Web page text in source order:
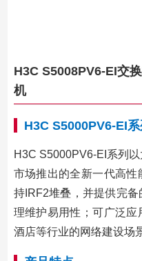
H3C S5008PV6-EI交
机
H3C S5000PV6-EI
H3C S5000PV6-EI系列
市场推出的全新一代高性
持IRF2堆叠，并提供完
理维护易用性；可广泛应
酒店等行业的网络建设场